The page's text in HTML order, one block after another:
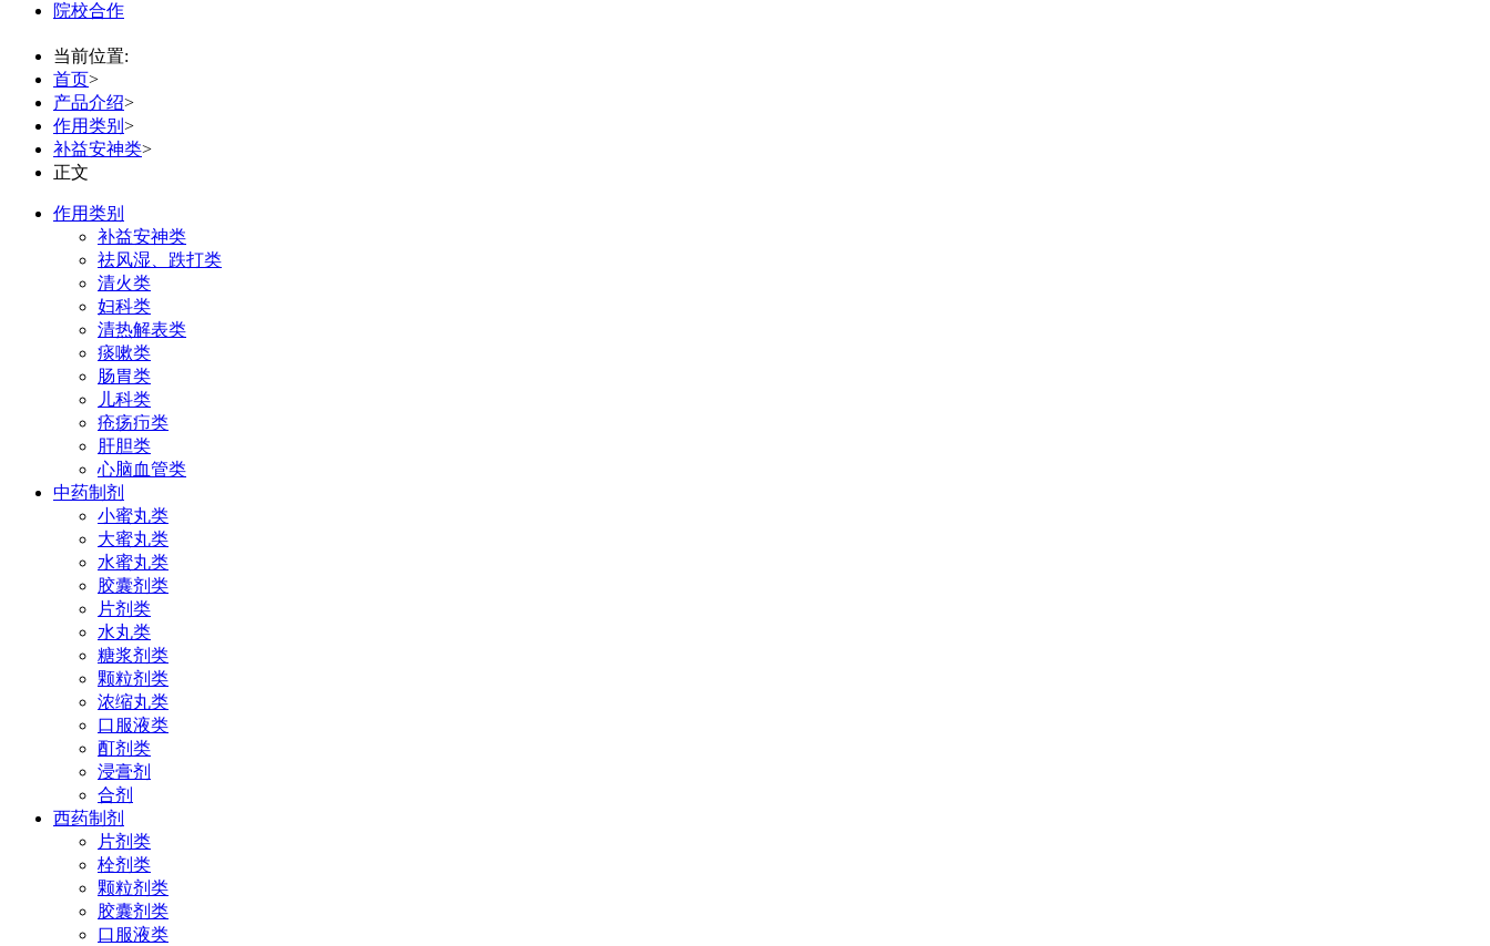
院校合作
当前位置:
首页>
产品介绍>
作用类别 >
补益安神类>
正文
作用类别
补益安神类
祛风湿、跌打类
清火类
妇科类
清热解表类
痰嗽类
肠胃类
儿科类
疮疡疖类
肝胆类
心脑血管类
中药制剂
小蜜丸类
大蜜丸类
水蜜丸类
胶囊剂类
片剂类
水丸类
糖浆剂类
颗粒剂类
浓缩丸类
口服液类
酊剂类
浸膏剂
合剂
西药制剂
片剂类
栓剂类
颗粒剂类
胶囊剂类
口服液类